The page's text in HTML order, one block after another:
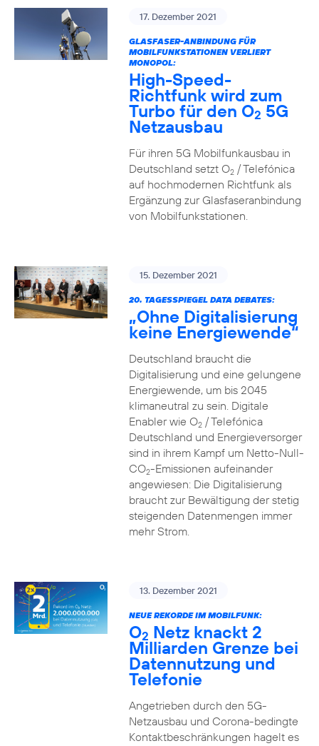
17. Dezember 2021
GLASFASER-ANBINDUNG FÜR
MOBILFUNKSTATIONEN VERLIERT
MONOPOL:
High-Speed-
Richtfunk wird zum
Turbo für den O2 5G
Netzausbau
Für ihren 5G Mobilfunkausbau in
Deutschland setzt O2/ Telefónica
auf hochmodernen Richtfunk als
Ergänzung zur Glasfaseranbindung
von Mobilfunkstationen.
15. Dezember 2021
20. TAGESSPIEGEL DATA DEBATES:
„Ohne Digitalisierung
keine Energiewende“
Deutschland braucht die
Digitalisierung und eine gelungene
Energiewende, um bis 2045
klimaneutral zu sein. Digitale
Enabler wie O2/ Telefónica
Deutschland und Energieversorger
sind in ihrem Kampf um Netto-Null-
CO2-Emissionen aufeinander
angewiesen: Die Digitalisierung
braucht zur Bewältigung der stetig
steigenden Datenmengen immer
mehr Strom.
13. Dezember 2021
NEUE REKORDE IM MOBILFUNK:
O2 Netz knackt 2
Milliarden Grenze bei
Datennutzung und
Telefonie
Angetrieben durch den 5G-
Netzausbau und Corona-bedingte
Kontaktbeschränkungen hagelt es